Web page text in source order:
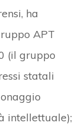
ha
APT
(il gruppo
statali
intellettuale);